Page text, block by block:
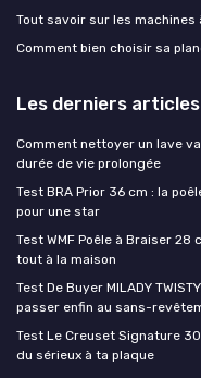
Tout savoir sur les machines
Comment bien choisir sa
Les derniers articles
Comment nettoyer un lave
durée de vie prolongée
Test BRA Prior 36 cm : la
pour une star
Test WMF Poêle à Braiser
tout à la maison
Test De Buyer MILADY
passer enfin au sans-
Test Le Creuset Signature
du sérieux à ta plaque